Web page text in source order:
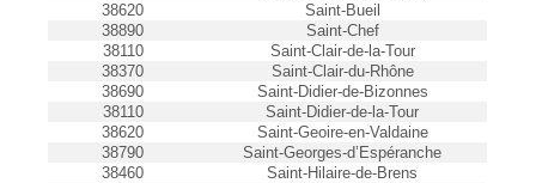
38620
Saint-Bueil
38890
Saint-Chef
38110
Saint-Clair-de-la-Tour
38370
Saint-Clair-du-Rhône
38690
Saint-Didier-de-Bizonnes
38110
Saint-Didier-de-la-Tour
38620
Saint-Geoire-en-Valdaine
38790
Saint-Georges-d’Espéranche
38460
Saint-Hilaire-de-Brens